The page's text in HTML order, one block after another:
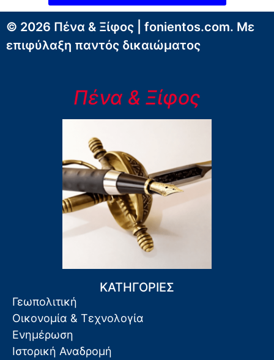
© 2026 Πένα & Ξίφος | fonientos.com. Με
επιφύλαξη παντός δικαιώματος
Πένα & Ξίφος
ΚΑΤΗΓΟΡΙΕΣ
Γεωπολιτική
Οικονομία & Τεχνολογία
Ενημέρωση
Ιστορική Αναδρομή